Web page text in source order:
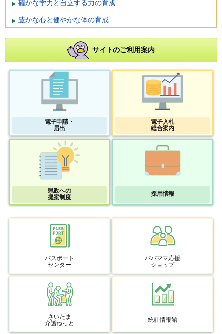
確かな学力と自立する力の育成
豊かな心と健やかな体の育成
サイトのご利用案内
電子申請・
届出
電子入札
総合案内
県政への
提案制度
採用情報
パスポート
センター
パパママ応援
ショップ
さいたま
介護ねっと
統計情報館